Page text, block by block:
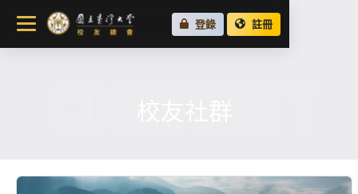
關於總會
最新消息
登錄 註冊